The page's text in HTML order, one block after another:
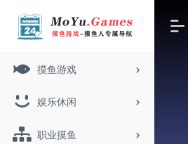
摸鱼游戏
娱乐休闲
职业摸鱼